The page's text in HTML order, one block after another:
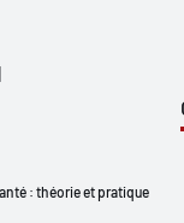
: théorie et pratique